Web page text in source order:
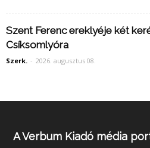
Szent Ferenc ereklyéje két
Csíksomlyóra
Szerk. - 2026. augusztus 08.
A Verbum Kiadó média